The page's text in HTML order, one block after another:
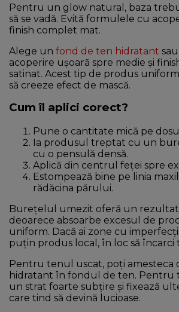
Pentru un glow natural, baza
să se vadă. Evită formulele cu
finish complet mat.
Alege un fond de ten hidratant
acoperire ușoară spre medie și
satinat. Acest tip de produs
să creeze efect de mască.
Cum îl aplici corect?
Pune o cantitate mică pe
Ia produsul treptat cu un
cu o pensulă densă.
Aplică din centrul feței spre
Estompează bine pe linia
rădăcina părului.
Burețelul umezit oferă un rezultat
deoarece absoarbe excesul de
uniform. Dacă ai zone cu
puțin produs local, în loc să încarci
Pentru tenul uscat, poți amesteca
hidratant în fondul de ten. Pentru
un strat foarte subțire și fixează
care tind să devină lucioase.